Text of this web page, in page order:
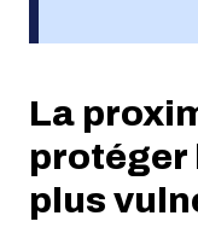
La
protéger
plus